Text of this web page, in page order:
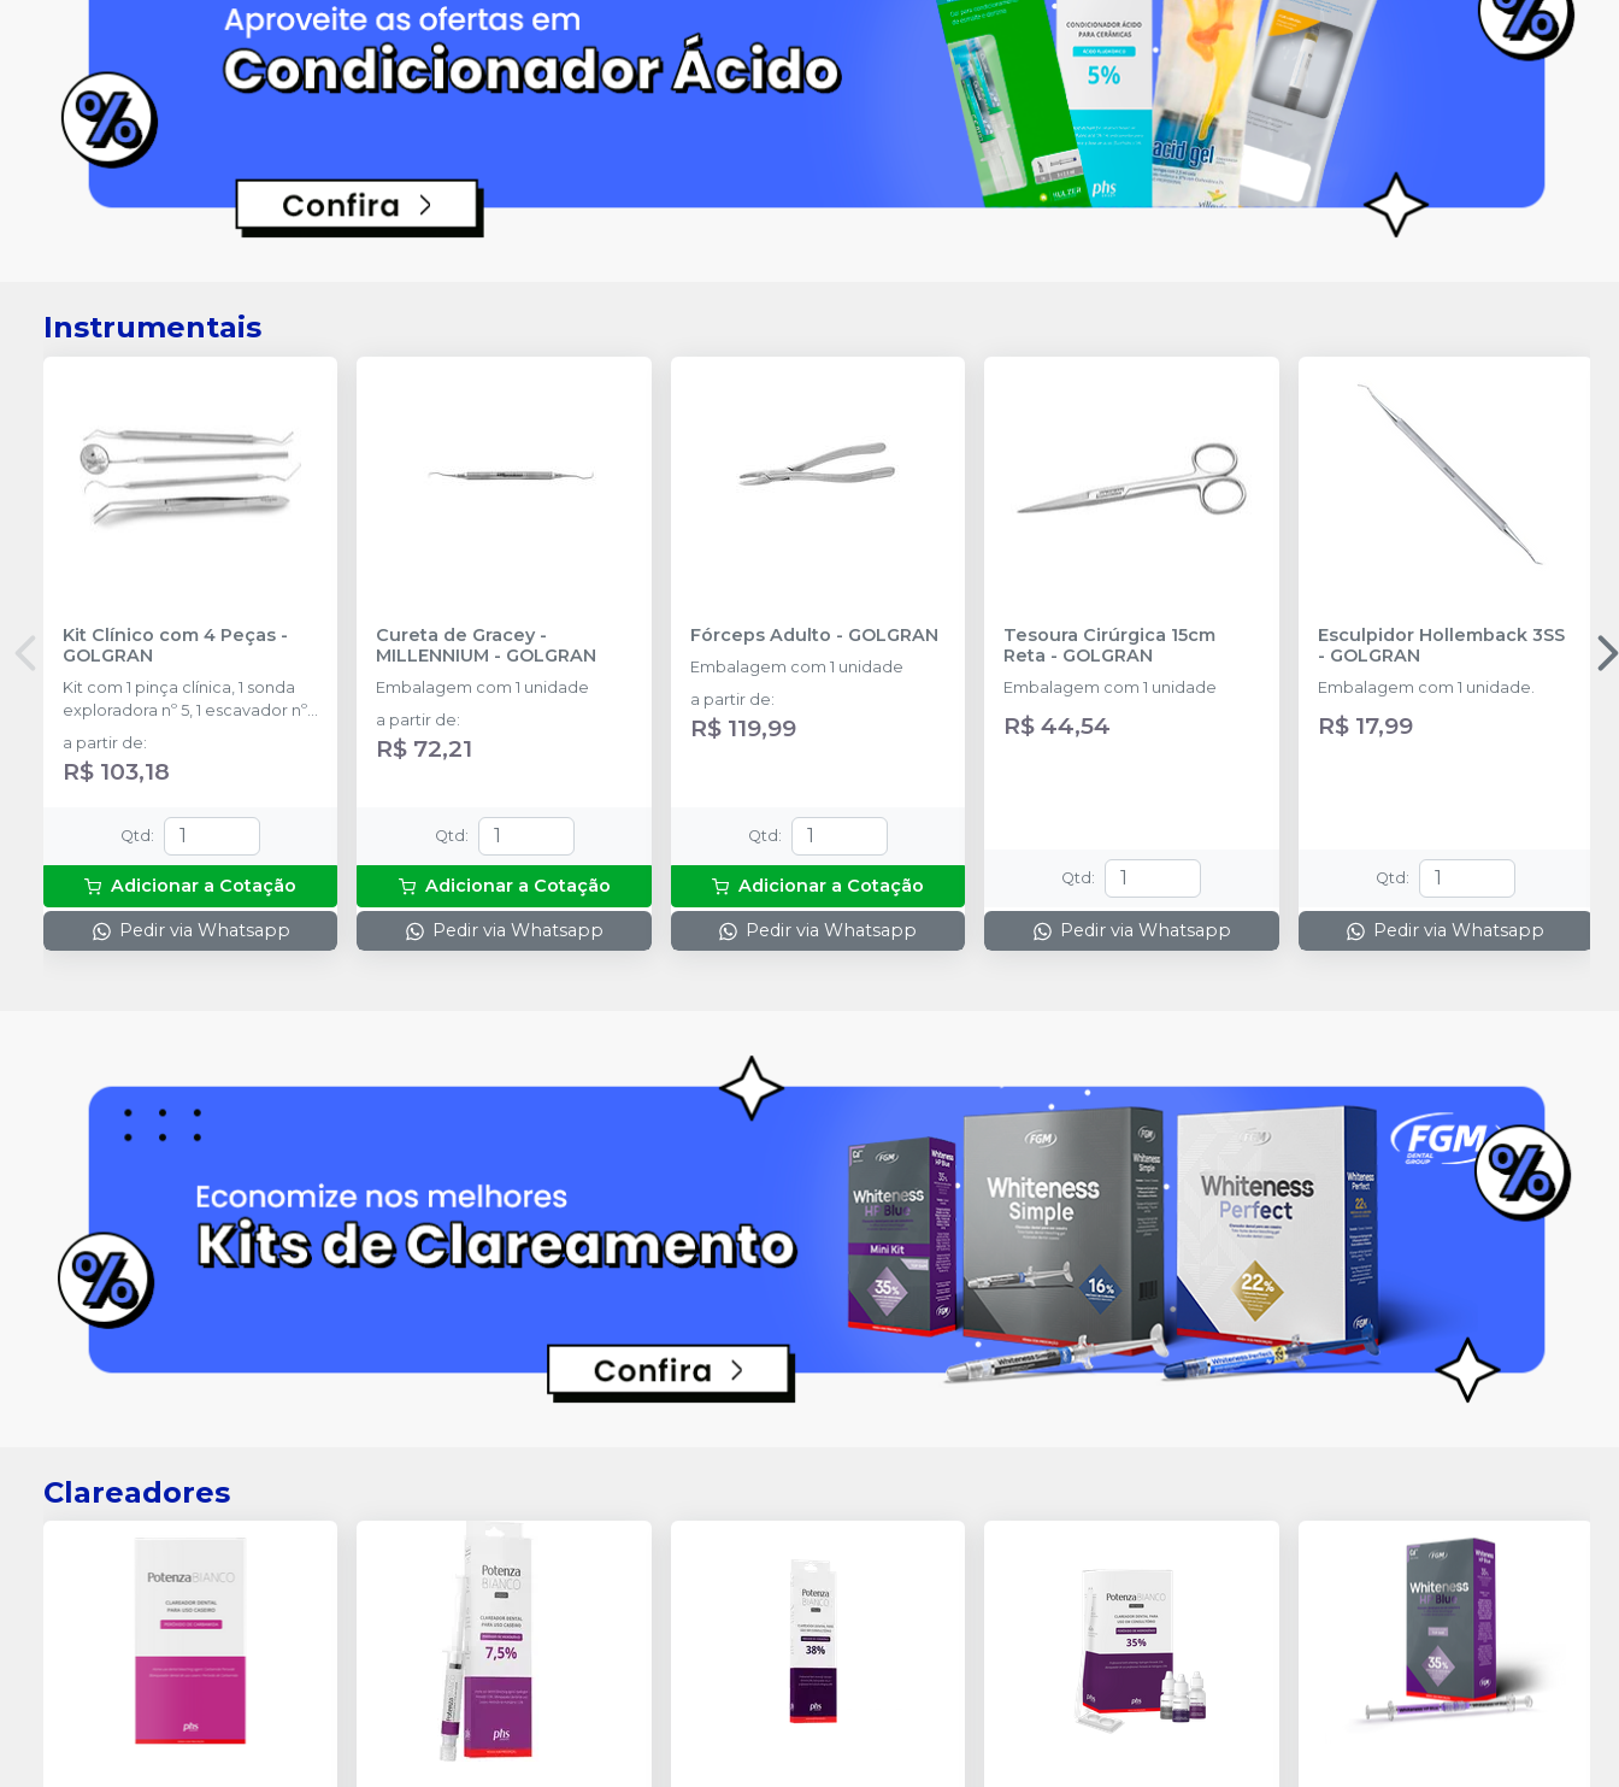
Instrumentais
Kit Clínico com 4 Peças -
GOLGRAN
Kit com 1 pinça clínica, 1 sonda
exploradora nº 5, 1 escavador nº
17 e 1 cabo com espelho nº 5.
a partir de:
R$ 103,18
Qtd :
Adicionar a Cotação
Pedir via Whatsapp
Cureta de Gracey-
MILLENNIUM - GOLGRAN
Embalagem com 1 unidade
a partir de:
R$ 72,21
Qtd :
Adicionar a Cotação
Pedir via Whatsapp
Fórceps Adulto - GOLGRAN
Embalagem com 1 unidade
a partir de:
R$ 119,99
Qtd :
Adicionar a Cotação
Pedir via Whatsapp
Tesoura Cirúrgica 15cm
Reta - GOLGRAN
Embalagem com 1 unidade
R$ 44,54
Qtd :
Pedir via Whatsapp
Esculpidor Hollemback 3SS
- GOLGRAN
Embalagem com 1 unidade.
R$ 17,99
Qtd :
Pedir via Whatsapp
Clareadores